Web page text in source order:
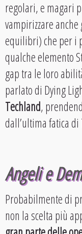
regolari, e magari
vampirizzare
equilibri) che per i
qualche elemento
gap tra le loro
parlato di Dying
Techland,
dall’ultima fatica di
Angeli e
Probabilmente di
non la scelta più